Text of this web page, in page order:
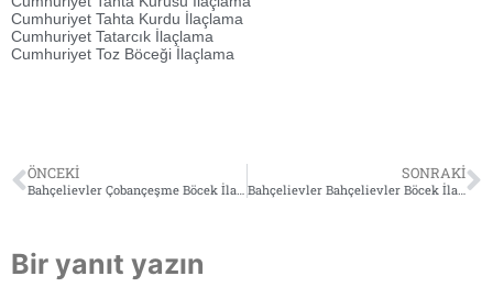
Cumhuriyet Tahta Kurdu İlaçlama
Cumhuriyet Tatarcık İlaçlama
Cumhuriyet Toz Böceği İlaçlama
ÖNCEKI
Bahçelievler Çobançeşme Böcek İlaçlama (Tel: 0532 564 18 95)
SONRAKI
Bahçelievler Bahçelievler Böcek İlaçlama (Tel: 0532 564 18 95)
Bir yanıt yazın